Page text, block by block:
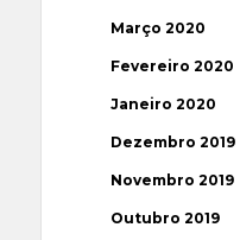
Março 2020
Fevereiro 2020
Janeiro 2020
Dezembro 2019
Novembro 2019
Outubro 2019